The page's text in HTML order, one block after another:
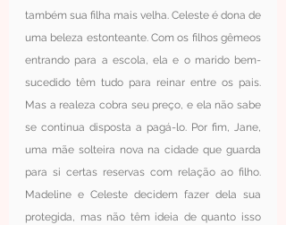
também sua filha mais velha. Celeste é dona de
uma beleza estonteante. Com os filhos gêmeos
entrando para a escola, ela e o marido bem-
sucedido têm tudo para reinar entre os pais.
Mas a realeza cobra seu preço, e ela não sabe
se continua disposta a pagá-lo. Por fim, Jane,
uma mãe solteira nova na cidade que guarda
para si certas reservas com relação ao filho.
Madeline e Celeste decidem fazer dela sua
protegida, mas não têm ideia de quanto isso